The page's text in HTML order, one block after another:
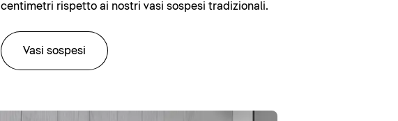
centimetri rispetto ai nostri vasi sospesi tradizionali.
Vasi sospesi